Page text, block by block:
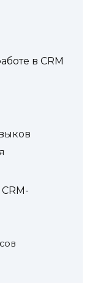
в CRM